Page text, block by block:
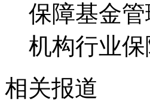
保障基金
机构行业保
相关报道